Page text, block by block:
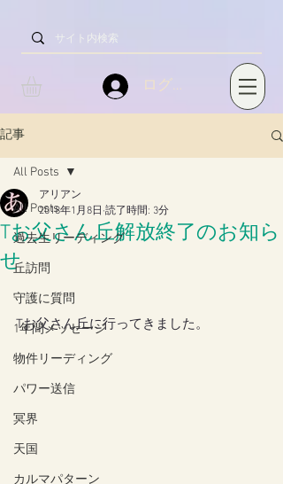
ログイン
記事
All Posts
過去生リーディング
丘訪問
守護に質問
1年間メッセージ
物件リーディング
パワー送信
冥界
天国
カルマパターン
All Posts
Tお父さん丘解放終了のお知ら
せ
アリアン
2018年1月8日 読了時間: 3分
Tお父さん丘に行ってきました。